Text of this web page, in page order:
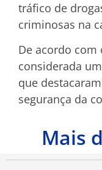
tráfico de
criminosas na
De acordo com
considerada
que
segurança da
Mais